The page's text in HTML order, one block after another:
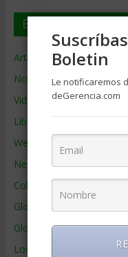
En deGerencia.com
Artículos de Gerencia
Noticias de Gerencia
Videos de Gerencia
Libros de Gerencia
Webs de Gerencia
Negocios por País
Colaboradores de
Glosario
Glosario Inglés – Español
Los mejores MBA
Boletin
Le notificaremos
deGerencia.com